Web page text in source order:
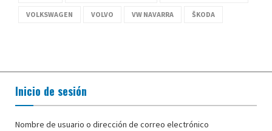
VOLKSWAGEN VOLVO VW NAVARRA ŠKODA
Inicio de sesión
Nombre de usuario o dirección de correo electrónico